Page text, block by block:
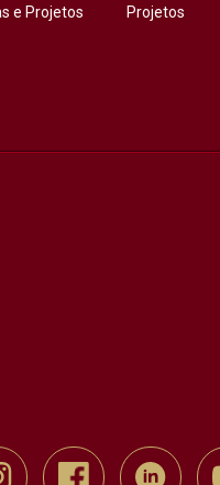
e Projetos
Projetos